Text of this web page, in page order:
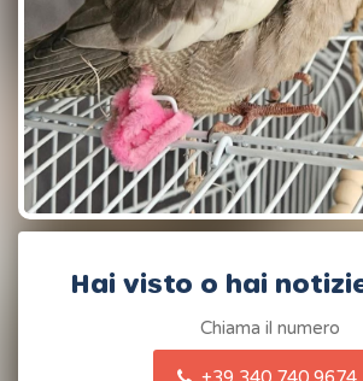
Hai visto o hai
Chiama il numero